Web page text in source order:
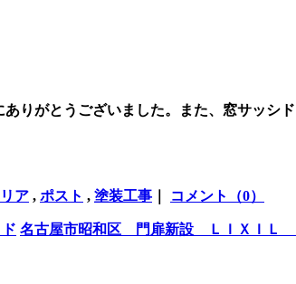
りがとうございました。また、窓サッシ
ア , ポスト , 塗装工事 コメント（0）
名古屋市昭和区 門扉新設 ＬＩＸＩＬ